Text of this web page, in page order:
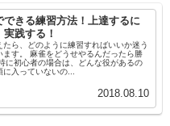
できる練習方法！上達するに
践する！
たら、どのように練習すればいいか迷う
ます。 麻雀をどうせやるんだったら勝
に初心者の場合は、どんな役があるの
入っていないの...
2018.08.10